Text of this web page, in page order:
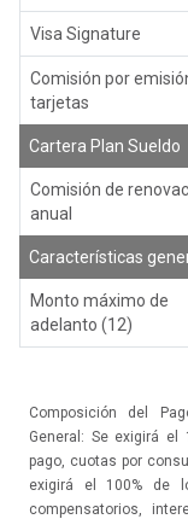
Visa Signature
Comisión por
tarjetas
Cartera Plan Sueldo
Comisión de
anual
Características
Monto máximo de
adelanto (12)
Composición del
General: Se exigirá
pago, cuotas por
exigirá el 100% de
compensatorios,